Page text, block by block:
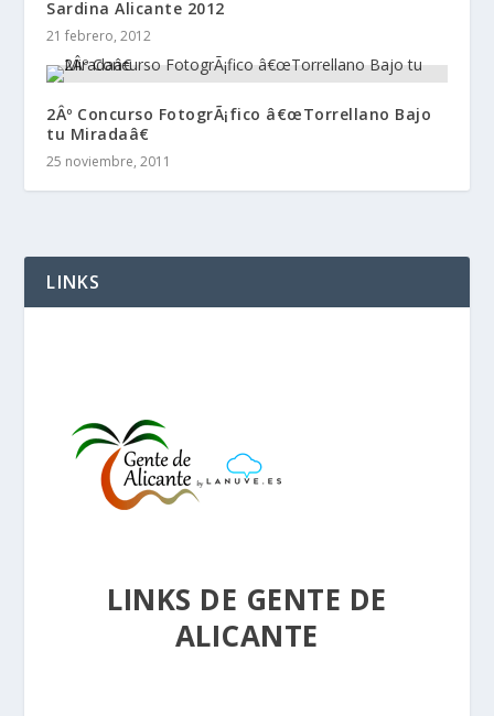
Sardina Alicante 2012
21 febrero, 2012
2Âº Concurso FotogrÃ¡fico â€œTorrellano Bajo
tu Miradaâ€
25 noviembre, 2011
LINKS
LINKS DE GENTE DE
ALICANTE